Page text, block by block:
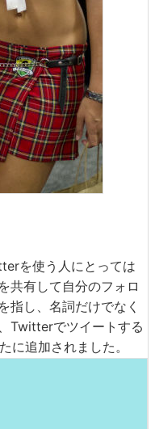
を使う人にとっては
共有して自分のフォロ
指し、名詞だけでなく
Twitterでツイートする
に追加されました。